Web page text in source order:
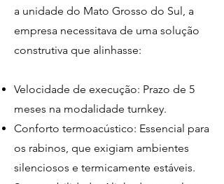
a unidade do Mato Grosso do Sul, a
empresa necessitava de uma solução
construtiva que alinhasse:
Velocidade de execução: Prazo de 5
meses na modalidade turnkey.
Conforto termoacústico: Essencial para
os rabinos, que exigiam ambientes
silenciosos e termicamente estáveis.